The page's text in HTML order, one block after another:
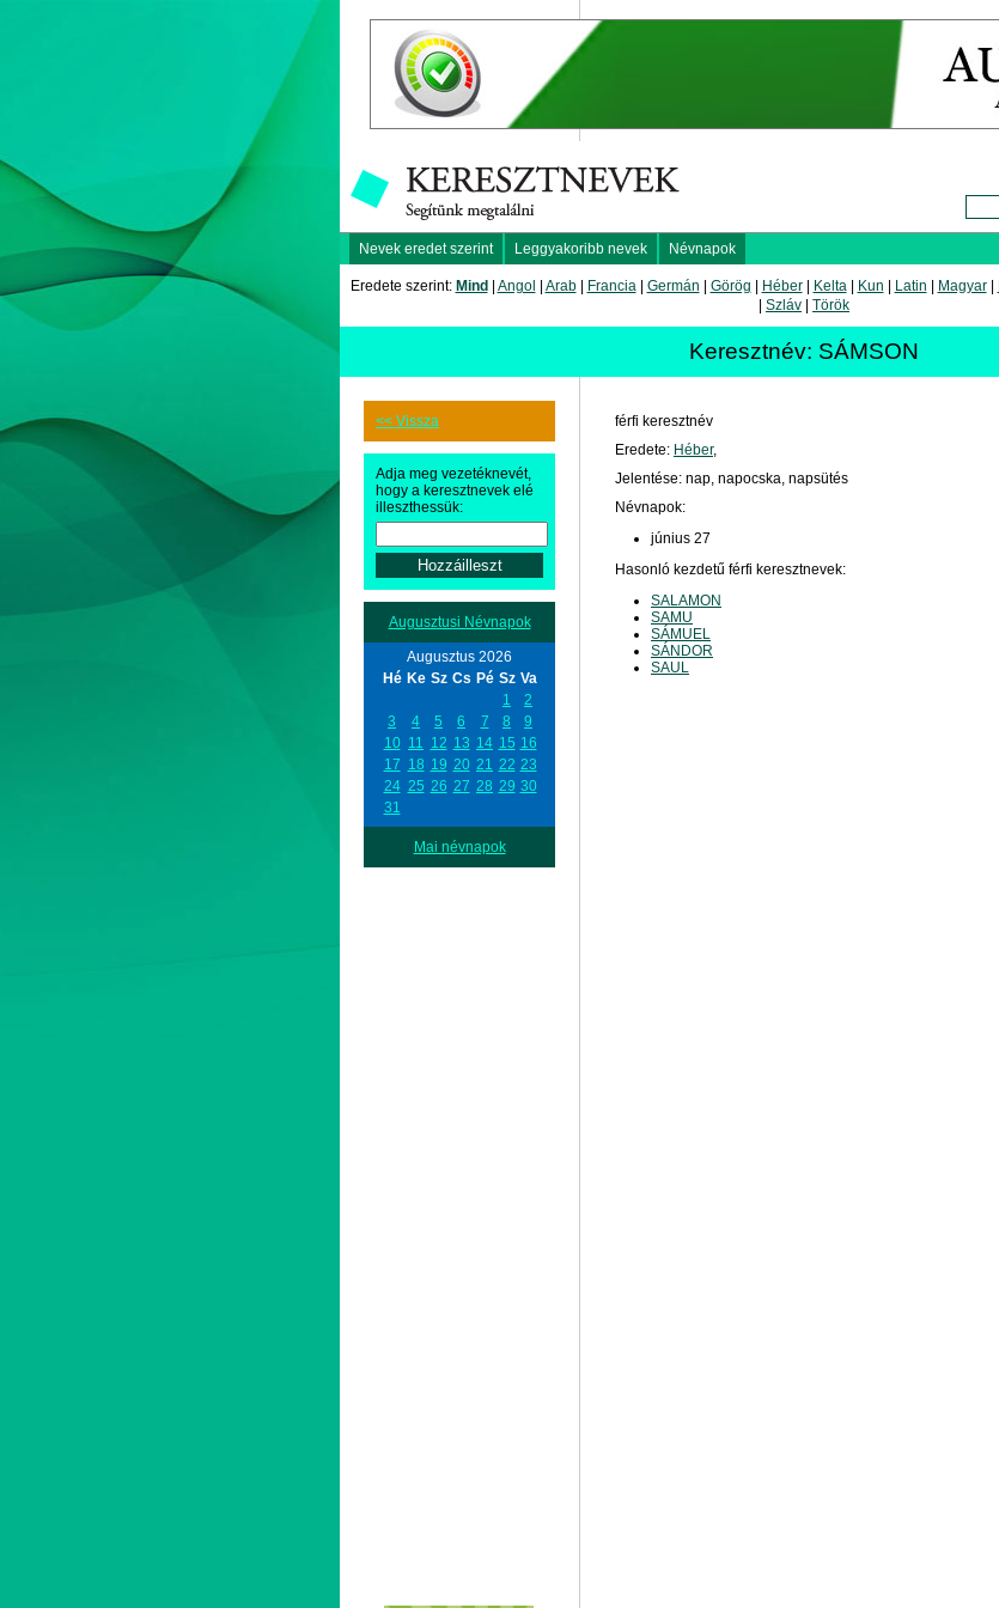
Nevek eredet szerint Leggyakoribb nevek Névnapok
Eredete szerint: Mind Angol Arab| Francia| Germán Görög Héber| Kelta| Kun Latin Magyar|
Szláv Török
Keresztnév: SÁMSON
<< Vissza
Adja meg vezetéknevét,
hogy a keresztnevek elé
illeszthessük:
Augusztusi Névnapok
Augusztus 2026
Hé Ke Sz Cs Pé Sz Va
1
2
3
4 5 6 7 8
9
10 11 12 13 14 15 16
17 18 19 20 21 22 23
24 25 26 27 28 29 30
31
Mai névnapok
férfi keresztnév
Eredete: Héber,
Jelentése: nap, napocska, napsütés
Névnapok:
június 27
Hasonló kezdetű férfi keresztnevek:
SALAMON
SAMU
SÁMUEL
SÁNDOR
SAUL